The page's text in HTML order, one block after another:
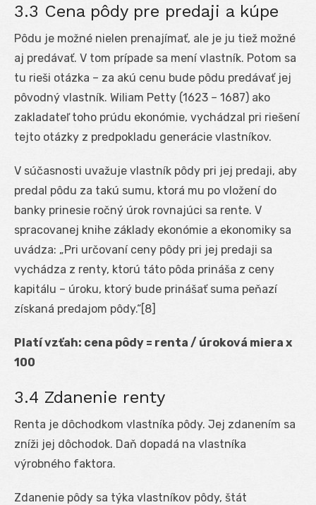
3.3 Cena pôdy pre predaji a kúpe
Pôdu je možné nielen prenajímať, ale je ju tiež možné
aj predávať. V tom prípade sa mení vlastník. Potom sa
tu rieši otázka – za akú cenu bude pôdu predávať jej
pôvodný vlastník. Wiliam Petty (1623 – 1687) ako
zakladateľ toho prúdu ekonómie, vychádzal pri riešení
tejto otázky z predpokladu generácie vlastníkov.
V súčasnosti uvažuje vlastník pôdy pri jej predaji, aby
predal pôdu za takú sumu, ktorá mu po vložení do
banky prinesie ročný úrok rovnajúci sa rente. V
spracovanej knihe základy ekonómie a ekonomiky sa
uvádza: „Pri určovaní ceny pôdy pri jej predaji sa
vychádza z renty, ktorú táto pôda prináša z ceny
kapitálu – úroku, ktorý bude prinášať suma peňazí
získaná predajom pôdy.“[8]
Platí vzťah: cena pôdy = renta / úroková miera x
100
3.4 Zdanenie renty
Renta je dôchodkom vlastníka pôdy. Jej zdanením sa
zníži jej dôchodok. Daň dopadá na vlastníka
výrobného faktora.
Zdanenie pôdy sa týka vlastníkov pôdy, štát